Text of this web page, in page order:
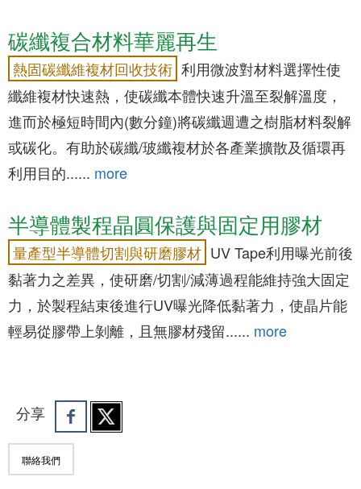
碳纖複合材料華麗再生
熱固碳纖維複材回收技術 利用微波對材料選擇性使
纖維複材快速熱，使碳纖本體快速升溫至裂解溫度，
進而於極短時間內(數分鐘)將碳纖週遭之樹脂材料裂解
或碳化。有助於碳纖/玻纖複材於各產業擴散及循環再
利用目的...... more
半導體製程晶圓保護與固定用膠材
量產型半導體切割與研磨膠材 UV Tape利用曝光前後
黏著力之差異，使研磨/切割/減薄過程能維持強大固定
力，於製程結束後進行UV曝光降低黏著力，使晶片能
輕易從膠帶上剝離，且無膠材殘留...... more
分享
聯絡我們